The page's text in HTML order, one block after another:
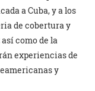
a Cuba, y a los
de cobertura y
como de la
experiencias de
y